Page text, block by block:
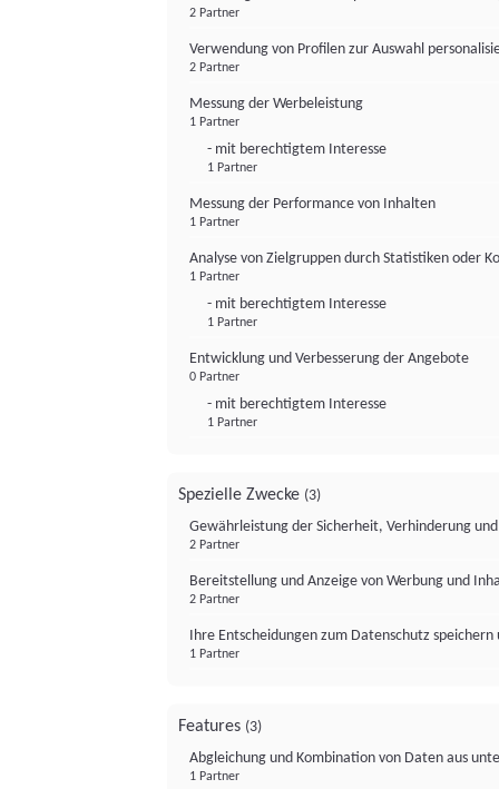
2 Partner
Verwendung von Profilen zur Auswahl
2 Partner
Messung der Werbeleistung
1 Partner
- mit berechtigtem Interesse
1 Partner
Messung der Performance von Inhalten
1 Partner
Analyse von Zielgruppen durch Statistiken oder
1 Partner
- mit berechtigtem Interesse
1 Partner
Entwicklung und Verbesserung der Angebote
0 Partner
- mit berechtigtem Interesse
1 Partner
Spezielle Zwecke (3)
Gewährleistung der Sicherheit, Verhinderung
2 Partner
Bereitstellung und Anzeige von Werbung und
2 Partner
Ihre Entscheidungen zum Datenschutz
1 Partner
Features (3)
Abgleichung und Kombination von Daten aus
1 Partner